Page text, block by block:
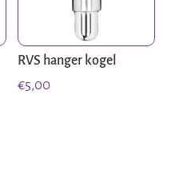
RVS hanger kogel
€5,00